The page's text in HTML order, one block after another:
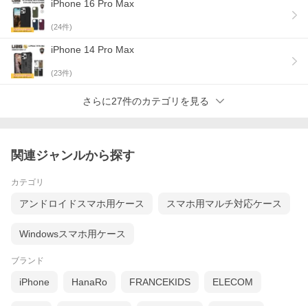
5層構造以外にも、不意の落下などからスマートフォンを保護する
ための衝撃耐性構造を有しており、スマートフォンを傷や衝撃か
iPhone 16 Pro Max
(24件)
iPhone 14 Pro Max
(23件)
さらに27件のカテゴリを見る
関連ジャンルから探す
カテゴリ
アンドロイドスマホ用ケース スマホ用マルチ対応ケース
Windowsスマホ用ケース
ブランド
iPhone HanaRo FRANCEKIDS ELECOM